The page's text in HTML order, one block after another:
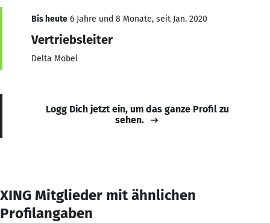
Bis heute 6 Jahre und 8 Monate, seit Jan. 2020
Vertriebsleiter
Delta Möbel
Logg Dich jetzt ein, um das ganze Profil zu
sehen.
XING Mitglieder mit ähnlichen
Profilangaben